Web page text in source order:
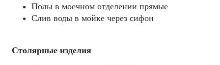
Полы в моечном отделении прямые
Слив воды в мойке через сифон
Столярные изделия